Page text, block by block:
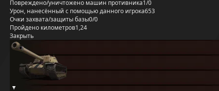
Повреждено/уничтожено машин противника1/0
Урон, нанесённый с помощью данного игрока653
Очки захвата/защиты базы0/0
Пройдено километров1,24
Закрыть